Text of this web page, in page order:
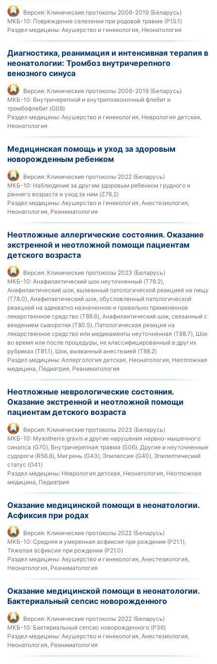
Версия: Клинические протоколы 2006-2019 (Беларусь)
МКБ-10: Повреждение селезенки при родовой травме (P15.1)
Раздел медицины: Акушерство и гинекология, Неонатология
Диагностика, реанимация и интенсивная терапия в
неонатологии: Тромбоз внутричерепного
венозного синуса
Версия: Клинические протоколы 2006-2019 (Беларусь)
МКБ-10: Внутричерепной и внутрипозвоночный флебит и
тромбофлебит (G08)
Раздел медицины: Акушерство и гинекология, Неврология детская,
Неонатология
Медицинская помощь и уход за здоровым
новорожденным ребенком
Версия: Клинические протоколы 2022 (Беларусь)
МКБ-10: Наблюдение за другим здоровым ребенком грудного и
раннего возраста и уход за ним (Z76.2)
Раздел медицины: Акушерство и гинекология, Анестезиология,
Неонатология, Реаниматология
Неотложные аллергические состояния. Оказание
экстренной и неотложной помощи пациентам
детского возраста
Версия: Клинические протоколы 2023 (Беларусь)
МКБ-10: Анафилактический шок неуточненный (T78.2),
Анафилактический шок, вызванный патологической реакцией на пищу
(T78.0), Анафилактический шок, обусловленный патологической
реакцией на адекватно назначенное и правильно примененное
лекарственное средство (T88.6), Анафилактический шок, связанный с
введением сыворотки (T80.5), Патологическая реакция на
лекарственное средство или медикаменты неуточненная (T88.7), Шок
во время или после процедуры, не классифицированный в других
рубриках (T81.1), Шок, вызванный анестезией (T88.2)
Раздел медицины: Аллергология детская, Неонатология, Неотложная
медицина, Педиатрия, Реаниматология
Неотложные неврологические состояния.
Оказание экстренной и неотложной помощи
пациентам детского возраста
Версия: Клинические протоколы 2023 (Беларусь)
МКБ-10: Myasthenia gravis и другие нарушения нервно-мышечного
синапса (G70), Внутричерепная травма (S06), Другие и неуточненные
судороги (R56.8), Мигрень (G43), Эпилепсия (G40), Эпилептический
статус (G41)
Раздел медицины: Неврология детская, Неонатология, Неотложная
медицина, Педиатрия
Оказание медицинской помощи в неонатологии.
Асфиксия при родах
Версия: Клинические протоколы 2022 (Беларусь)
МКБ-10: Средняя и умеренная асфиксия при рождении (P21.1),
Тяжелая асфиксия при рождении (P21.0)
Раздел медицины: Акушерство и гинекология, Анестезиология,
Неонатология, Реаниматология
Оказание медицинской помощи в неонатологии.
Бактериальный сепсис новорожденного
Версия: Клинические протоколы 2022 (Беларусь)
МКБ-10: Бактериальный сепсис новорожденного (P36)
Раздел медицины: Акушерство и гинекология, Анестезиология,
Неонатология, Реаниматология